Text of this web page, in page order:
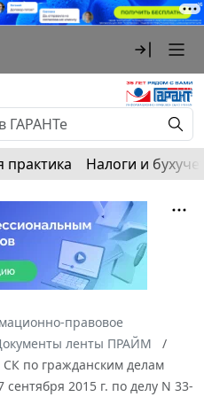
практика Налоги и
правовое
ленты ПРАЙМ
по гражданским делам
сентября 2015 г. по делу N 33-